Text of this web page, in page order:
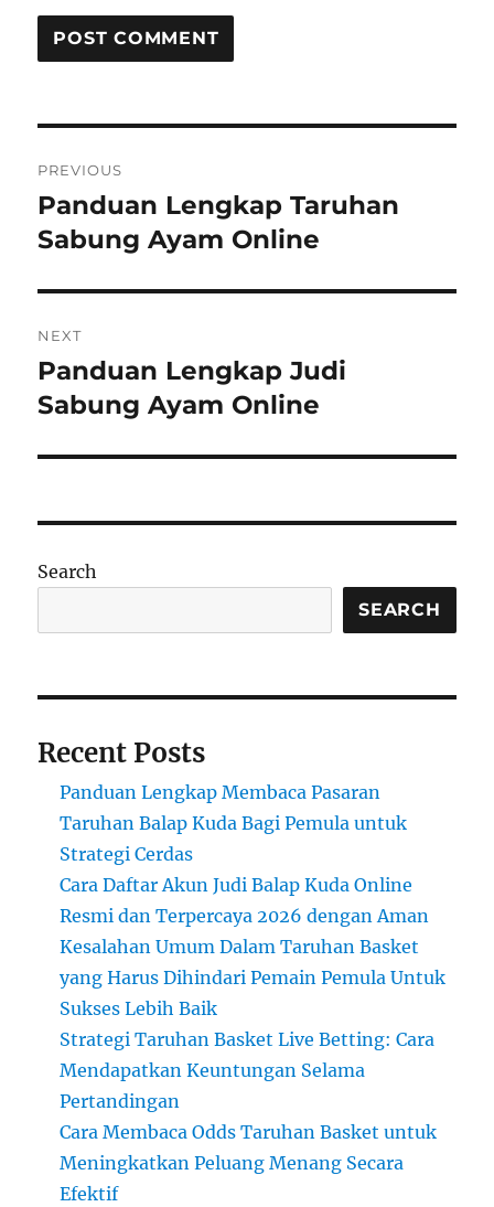
navigation
PREVIOUS
Previous
post:
Panduan Lengkap Taruhan
Sabung Ayam Online
NEXT
Next
post:
Panduan Lengkap Judi
Sabung Ayam Online
Search
SEARCH
Recent Posts
Panduan Lengkap Membaca Pasaran
Taruhan Balap Kuda Bagi Pemula untuk
Strategi Cerdas
Cara Daftar Akun Judi Balap Kuda Online
Resmi dan Terpercaya 2026 dengan Aman
Kesalahan Umum Dalam Taruhan Basket
yang Harus Dihindari Pemain Pemula Untuk
Sukses Lebih Baik
Strategi Taruhan Basket Live Betting: Cara
Mendapatkan Keuntungan Selama
Pertandingan
Cara Membaca Odds Taruhan Basket untuk
Meningkatkan Peluang Menang Secara
Efektif